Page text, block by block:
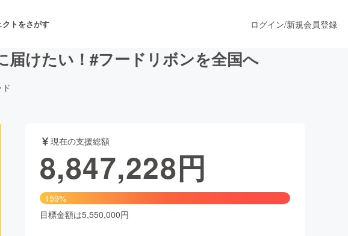
クトをさがす
・パフォーマンス
ファッション
・漫画
ログイン/新規会員登録
届けたい！#フードリボンを全国へ
現在の支援総額
8,847,228円
159%
目標金額は5,550,000円